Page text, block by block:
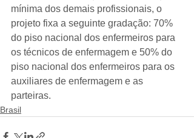
mínima dos demais profissionais, o
projeto fixa a seguinte gradação: 70%
do piso nacional dos enfermeiros para
os técnicos de enfermagem e 50% do
piso nacional dos enfermeiros para os
auxiliares de enfermagem e as
parteiras.
Brasil